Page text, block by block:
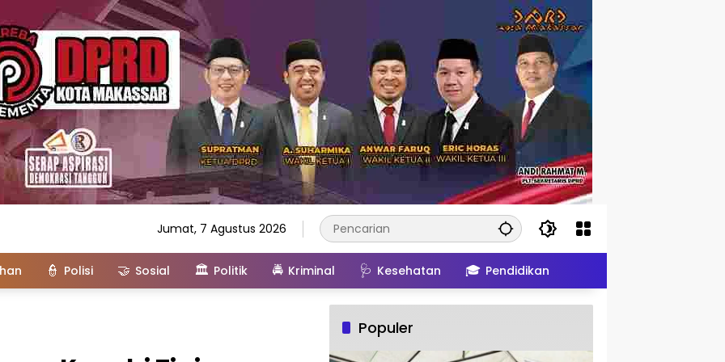
Jumat, 7 Agustus 2026
👮 Polisi 🤝 Sosial 🏛️ Politik 🚔 Kriminal 🩺 Kesehatan 🎓 Pendidikan
Populer